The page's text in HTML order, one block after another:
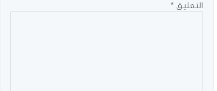
التعليق *